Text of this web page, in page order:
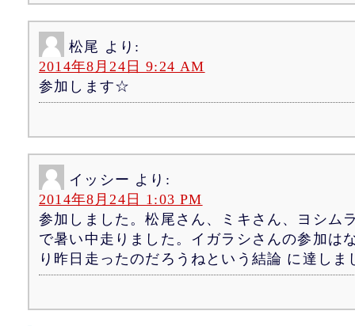
松尾 より:
2014年8月24日 9:24 AM
参加します☆
イッシー より:
2014年8月24日 1:03 PM
参加しました。松尾さん、ミキさん、ヨシム
で暑い中走りました。イガラシさんの参加は
り昨日走ったのだろうねという結論 に達しま